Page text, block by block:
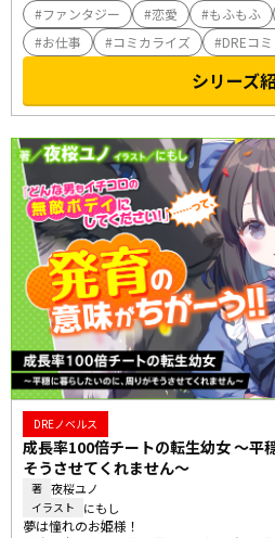
ファンタジー 恋愛 もふもふ
お仕事
コミカライズ DREコ
シリーズ
DREノベルス
成長率100倍チートの転生幼女 ～平
そうさせてくれません～
著 夜桜ユノ
イラスト にもし
夢は憧れのお姫様！